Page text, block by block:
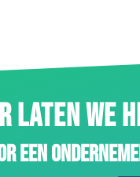
LATEN WE
een